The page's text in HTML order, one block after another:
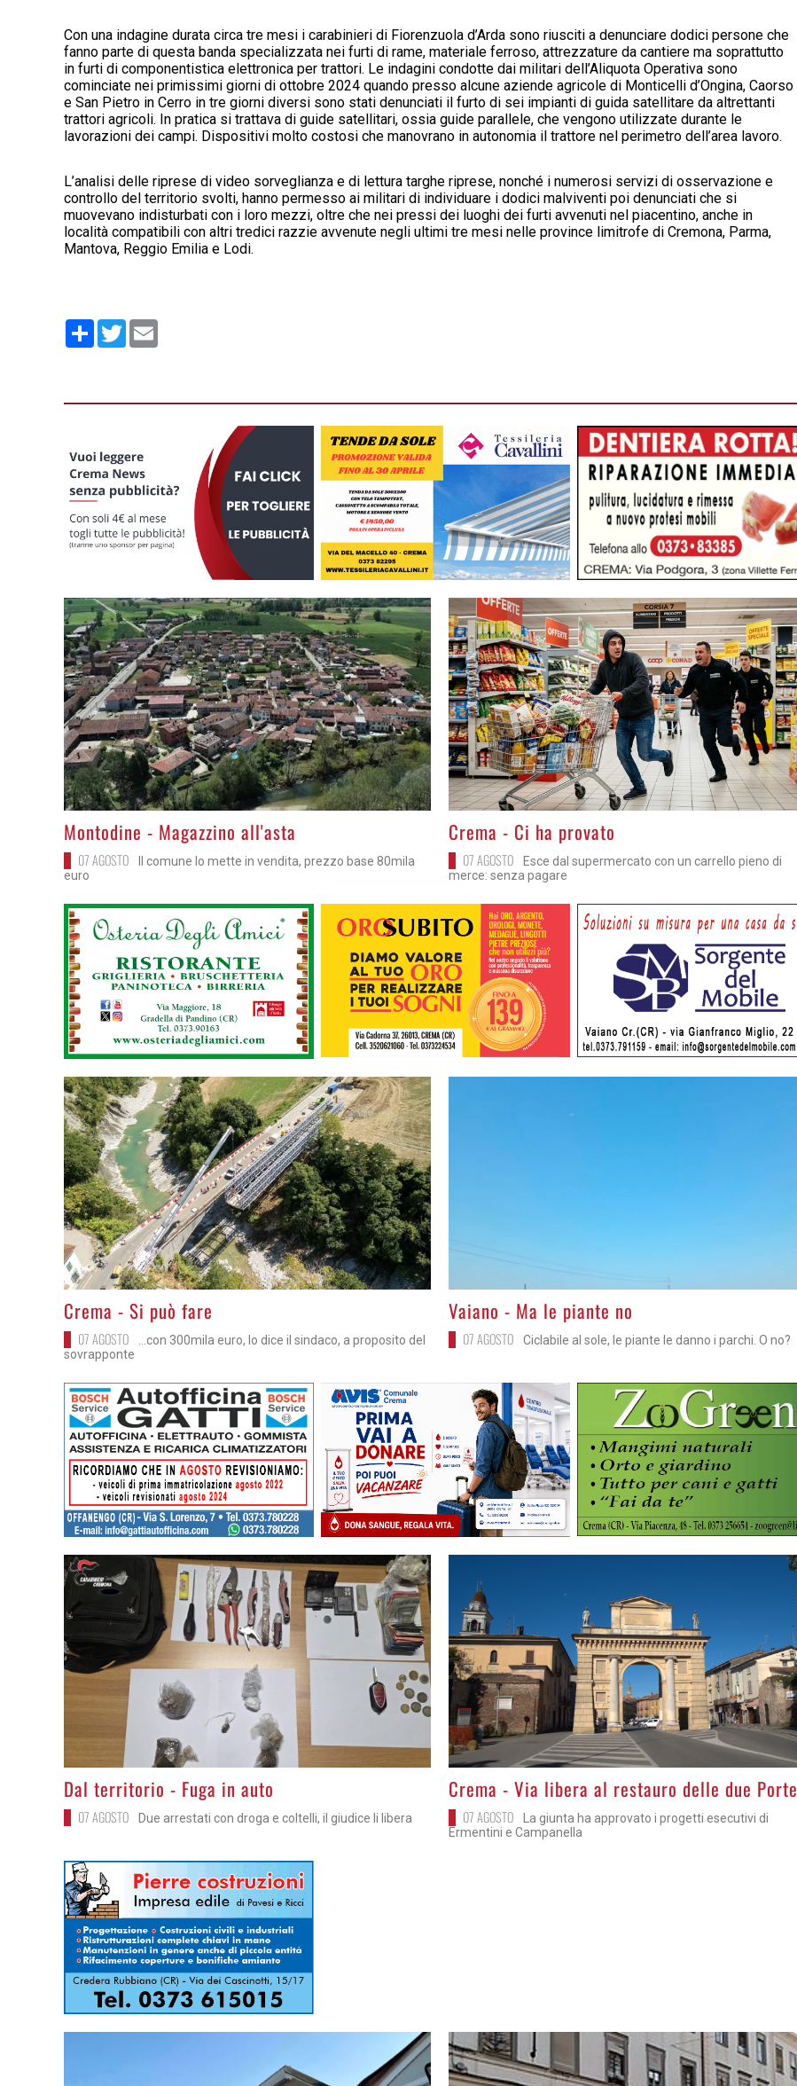
Con una indagine durata circa tre mesi i carabinieri di Fiorenzuola d’Arda sono riusciti a denunciare dodici persone che
fanno parte di questa banda specializzata nei furti di rame, materiale ferroso, attrezzature da cantiere ma soprattutto
in furti di componentistica elettronica per trattori. Le indagini condotte dai militari dell’Aliquota Operativa sono
cominciate nei primissimi giorni di ottobre 2024 quando presso alcune aziende agricole di Monticelli d’Ongina, Caorso
e San Pietro in Cerro in tre giorni diversi sono stati denunciati il furto di sei impianti di guida satellitare da altrettanti
trattori agricoli. In pratica si trattava di guide satellitari, ossia guide parallele, che vengono utilizzate durante le
lavorazioni dei campi. Dispositivi molto costosi che manovrano in autonomia il trattore nel perimetro dell’area lavoro.
L’analisi delle riprese di video sorveglianza e di lettura targhe riprese, nonché i numerosi servizi di osservazione e
controllo del territorio svolti, hanno permesso ai militari di individuare i dodici malviventi poi denunciati che si
muovevano indisturbati con i loro mezzi, oltre che nei pressi dei luoghi dei furti avvenuti nel piacentino, anche in
località compatibili con altri tredici razzie avvenute negli ultimi tre mesi nelle province limitrofe di Cremona, Parma,
Mantova, Reggio Emilia e Lodi.
Condividi
Twitter
>Montodine - Magazzino all'asta
07 AGOSTO
Il comune lo mette in vendita, prezzo base 80mila
euro
>
Crema - Ci ha provato
07 AGOSTO
Esce dal supermercato con un carrello pieno di
merce: senza pagare
>
Crema - Si può fare
07 AGOSTO
...con 300mila euro, lo dice il sindaco, a proposito del
sovrapponte
>
Vaiano - Ma le piante no
07 AGOSTO Ciclabile al sole, le piante le danno i parchi. O no?
>
Dal territorio - Fuga in auto
07 AGOSTO Due arrestati con droga e coltelli, il giudice li libera
>
Crema - Via libera al restauro delle due Porte
07 AGOSTO
La giunta ha approvato i progetti esecutivi di
Ermentini e Campanella